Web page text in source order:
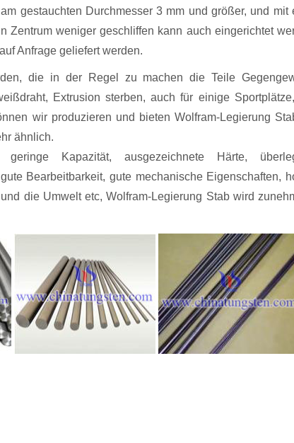
gestauchten Durchmesser 3 mm und größer, und mit
Zentrum weniger geschliffen kann auch eingerichtet
Anfrage geliefert werden.
die in der Regel zu machen die Teile
Extrusion sterben, auch für einige
wir produzieren und bieten Wolfram-Legierung
ähnlich.
Kapazität, ausgezeichnete Härte,
Bearbeitbarkeit, gute mechanische Eigenschaften,
die Umwelt etc, Wolfram-Legierung Stab wird